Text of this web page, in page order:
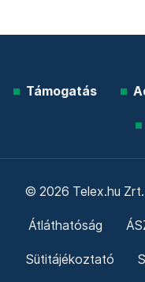
Támogatás
© 2026 Telex.hu Zrt.
Átláthatóság
Sütitájékoztató